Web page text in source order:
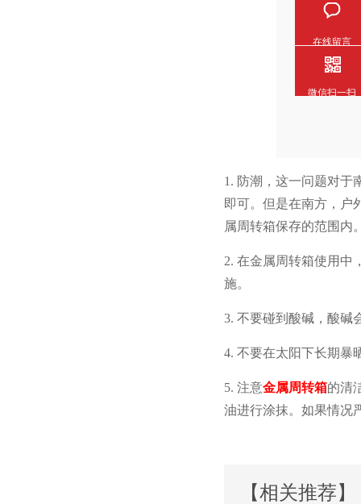
1. 防潮，这一问题对
即可。但是在南方，
属周转箱保存的范围内
2. 在金属周转箱使用中
施。
3. 不要碰到酸碱，酸碱
4. 不要在太阳下长期暴晒
5. 注意金属周转箱的清
油进行涂抹。如果情
【相关推荐】
在线留言
微信扫一扫